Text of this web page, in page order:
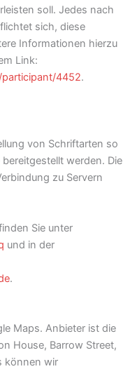
soll. Jedes nach
sich, diese
Informationen hierzu
Link:
4452.
von Schriftarten so
werden. Die
zu Servern
Sie unter
und in der
.
Maps. Anbieter ist die
House, Barrow Street,
können wir